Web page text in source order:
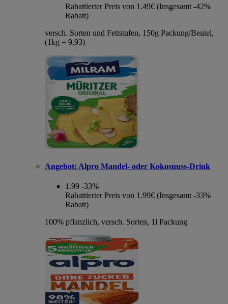
Rabattierter Preis von 1.49€ (Insgesamt -42%
Rabatt)
versch. Sorten und Fettstufen, 150g Packung/Beutel,
(1kg = 9,93)
Angebot: Alpro Mandel- oder Kokosnuss-Drink
1.99 -33%
Rabattierter Preis von 1.99€ (Insgesamt -33%
Rabatt)
100% pflanzlich, versch. Sorten, 1l Packung